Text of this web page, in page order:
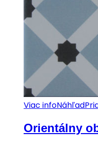
Viac infoNáhľad
Orientálny